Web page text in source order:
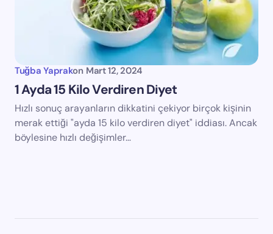
Tuğba Yaprakon Mart 12, 2024
1 Ayda 15 Kilo Verdiren Diyet
Hızlı sonuç arayanların dikkatini çekiyor birçok kişinin
merak ettiği "ayda 15 kilo verdiren diyet" iddiası. Ancak
böylesine hızlı değişimler…